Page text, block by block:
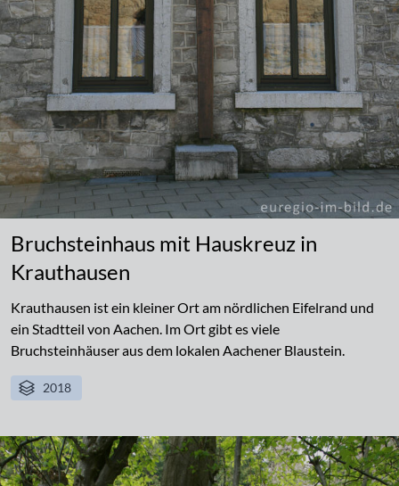
Bruchsteinhaus mit Hauskreuz in
Krauthausen
Krauthausen ist ein kleiner Ort am nördlichen Eifelrand und
ein Stadtteil von Aachen. Im Ort gibt es viele
Bruchsteinhäuser aus dem lokalen Aachener Blaustein.
2018